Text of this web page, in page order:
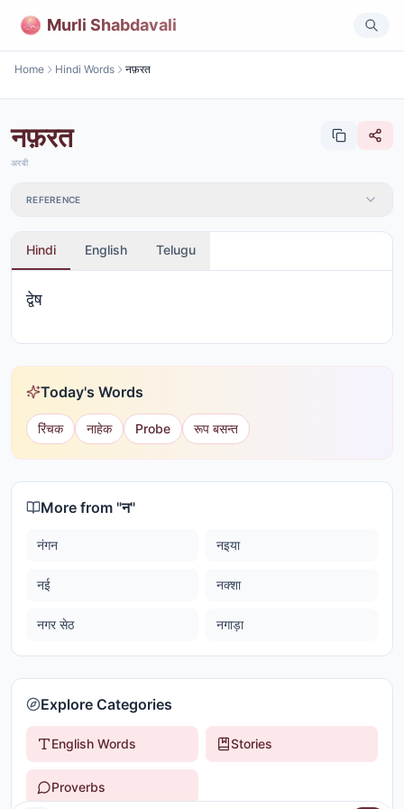
Murli Shabdavali
Home Hindi Words नफ़रत
नफ़रत
अरबी
REFERENCE
Hindi English Telugu
द्वेष
Today's Words
रिंचक नाहेक Probe रूप बसन्त
More from "न"
नंगन नइया
नई नक्शा
नगर सेठ नगाड़ा
Explore Categories
English Words Stories
Proverbs